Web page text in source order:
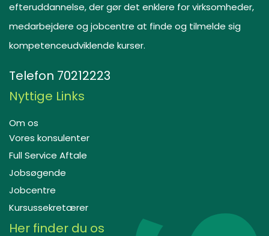
efteruddannelse, der gør det enklere for virksomheder,
medarbejdere og jobcentre at finde og tilmelde sig
kompetenceudviklende kurser.
Telefon 70212223
Nyttige Links
Om os
Vores konsulenter
Full Service Aftale
Jobsøgende
Jobcentre
Kursussekretærer
Her finder du os